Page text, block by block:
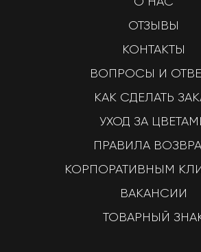
ОТЗЫВЫ
КОНТАКТЫ
ВОПРОСЫ И
КАК СДЕЛАТЬ
УХОД ЗА
ПРАВИЛА
КОРПОРАТИВНЫМ
ВАКАНСИИ
ТОВАРНЫЙ